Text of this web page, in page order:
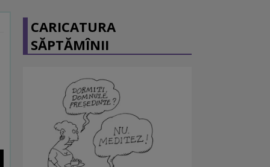
CARICATURA
SĂPTĂMÎNII